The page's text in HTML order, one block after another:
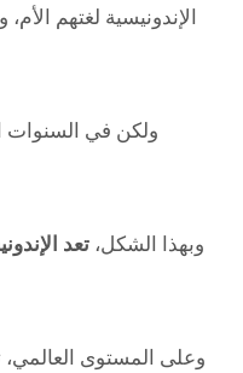
الإندونيسية لغتهم
ولكن في السنوات
وبهذا الشكل، تعد
وعلى المستوى العالمي،